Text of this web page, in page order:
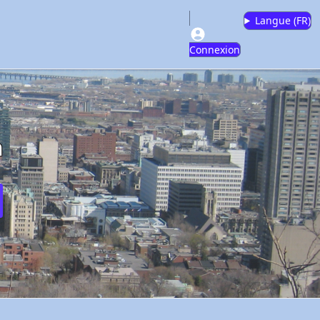
Connexion
Langue (FR)